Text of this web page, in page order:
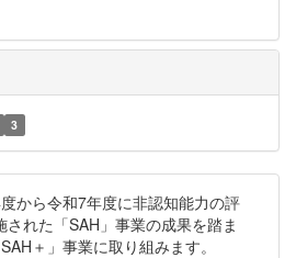
3
から令和7年度に非認知能力の評
れた「SAH」事業の成果を踏ま
＋」事業に取り組みます。